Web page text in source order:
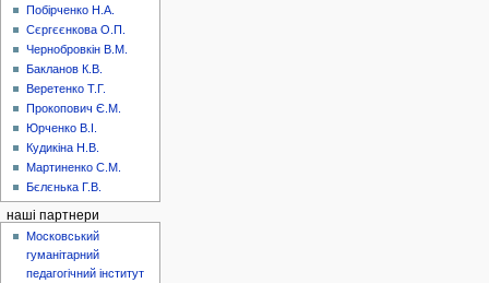
Побірченко Н.А.
Сєргєєнкова О.П.
Чернобровкін В.М.
Бакланов К.В.
Веретенко Т.Г.
Прокопович Є.М.
Юрченко В.І.
Кудикіна Н.В.
Мартиненко С.М.
Бєлєнька Г.В.
наші партнери
Московський
гуманітарний
педагогічний інститут